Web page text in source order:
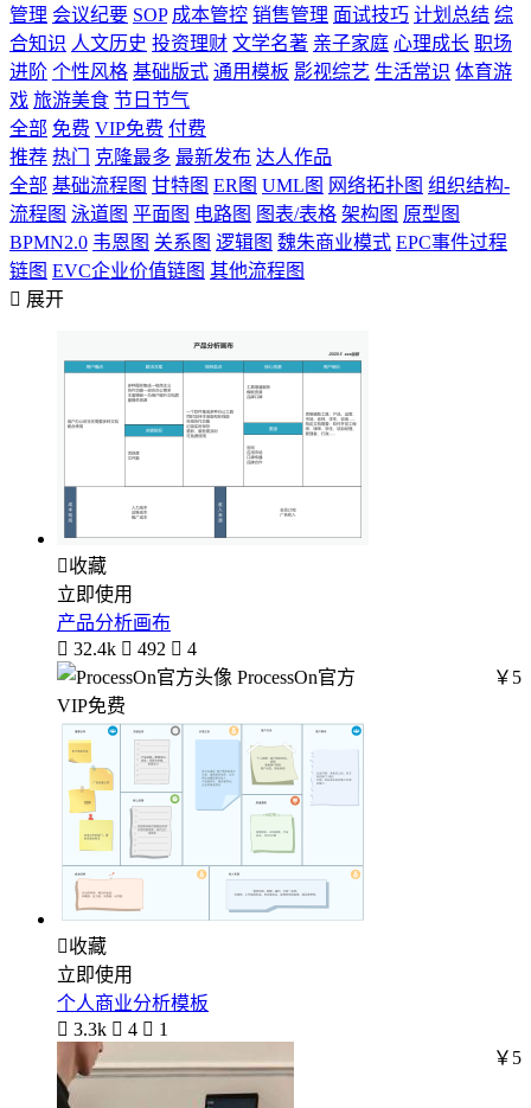
管理 会议纪要 SOP 成本管控 销售管理 面试技巧 计划总结 综
合知识 人文历史 投资理财 文学名著 亲子家庭 心理成长 职场
进阶 个性风格 基础版式 通用模板 影视综艺 生活常识 体育游
戏 旅游美食 节日节气
全部 免费 VIP免费 付费
推荐 热门 克隆最多 最新发布 达人作品
全部 基础流程图 甘特图 ER图 UML图 网络拓扑图 组织结构-
流程图 泳道图 平面图 电路图 图表/表格 架构图 原型图
BPMN2.0 韦恩图 关系图 逻辑图 魏朱商业模式 EPC事件过程
链图 EVC企业价值链图 其他流程图
 展开
收藏
立即使用
产品分析画布
 32.4k  492  4
ProcessOn官方
￥5
VIP免费
收藏
立即使用
个人商业分析模板
 3.3k  4  1
￥5